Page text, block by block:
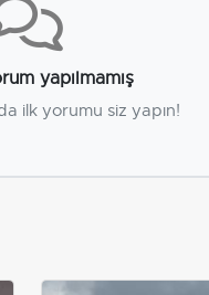
yapılmamış
ilk yorumu siz yapın!